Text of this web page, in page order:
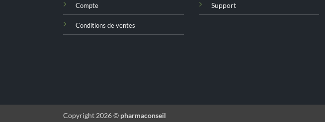
Compte
Conditions de ventes
Support
Copyright 2026 © pharmaconseil